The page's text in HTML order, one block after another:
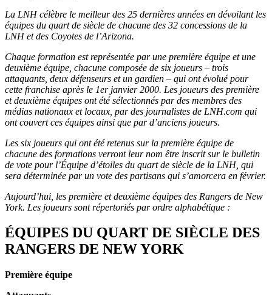
La LNH célèbre le meilleur des 25 dernières années en dévoilant les
équipes du quart de siècle de chacune des 32 concessions de la
LNH et des Coyotes de l’Arizona.
Chaque formation est représentée par une première équipe et une
deuxième équipe, chacune composée de six joueurs – trois
attaquants, deux défenseurs et un gardien – qui ont évolué pour
cette franchise après le 1er janvier 2000. Les joueurs des première
et deuxième équipes ont été sélectionnés par des membres des
médias nationaux et locaux, par des journalistes de LNH.com qui
ont couvert ces équipes ainsi que par d’anciens joueurs.
Les six joueurs qui ont été retenus sur la première équipe de
chacune des formations verront leur nom être inscrit sur le bulletin
de vote pour l’Équipe d’étoiles du quart de siècle de la LNH, qui
sera déterminée par un vote des partisans qui s’amorcera en février.
Aujourd’hui, les première et deuxième équipes des Rangers de New
York. Les joueurs sont répertoriés par ordre alphabétique :
ÉQUIPES DU QUART DE SIÈCLE DES
RANGERS DE NEW YORK
Première équipe